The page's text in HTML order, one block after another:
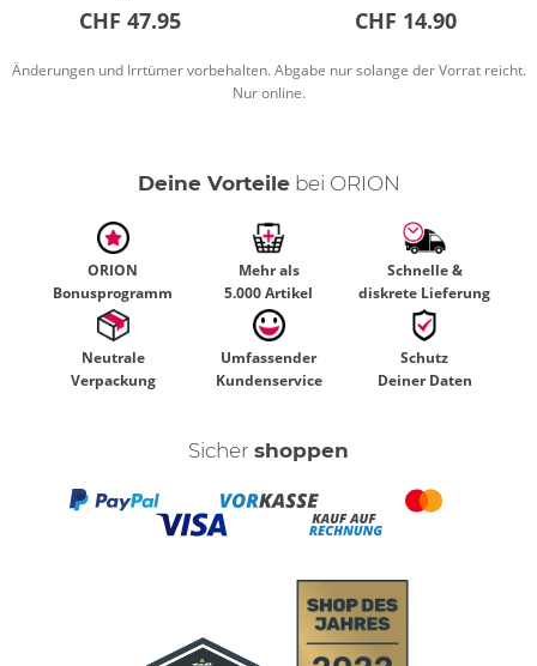
CHF 47.95 CHF 14.90
Änderungen und Irrtümer vorbehalten. Abgabe nur solange der Vorrat reicht.
Nur online.
Deine Vorteilebei ORION
ORION
Bonusprogramm
Mehr als
5.000 Artikel
Schnelle &
diskrete Lieferung
Neutrale
Verpackung
Umfassender
Kundenservice
Schutz
Deiner Daten
Sicher shoppen